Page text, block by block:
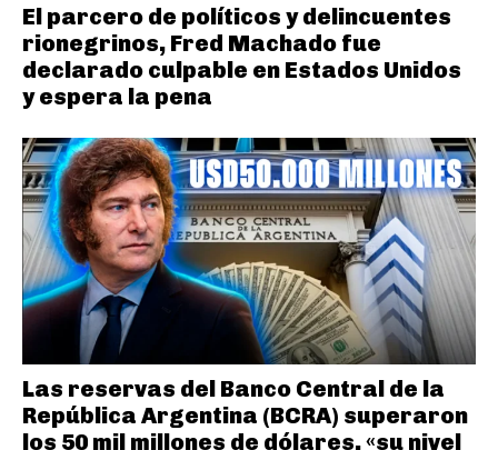
El parcero de políticos y delincuentes
rionegrinos, Fred Machado fue
declarado culpable en Estados Unidos
y espera la pena
Las reservas del Banco Central de la
República Argentina (BCRA) superaron
los 50 mil millones de dólares, «su nivel